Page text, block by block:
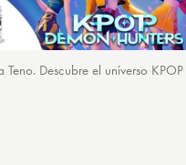
Descubre el universo KPOP